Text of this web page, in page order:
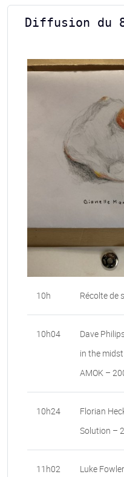
Diffusion du
10h Récolte de
10h04
Dave
in the
AMOK –
10h24
Florian
Solution –
11h02
Luke